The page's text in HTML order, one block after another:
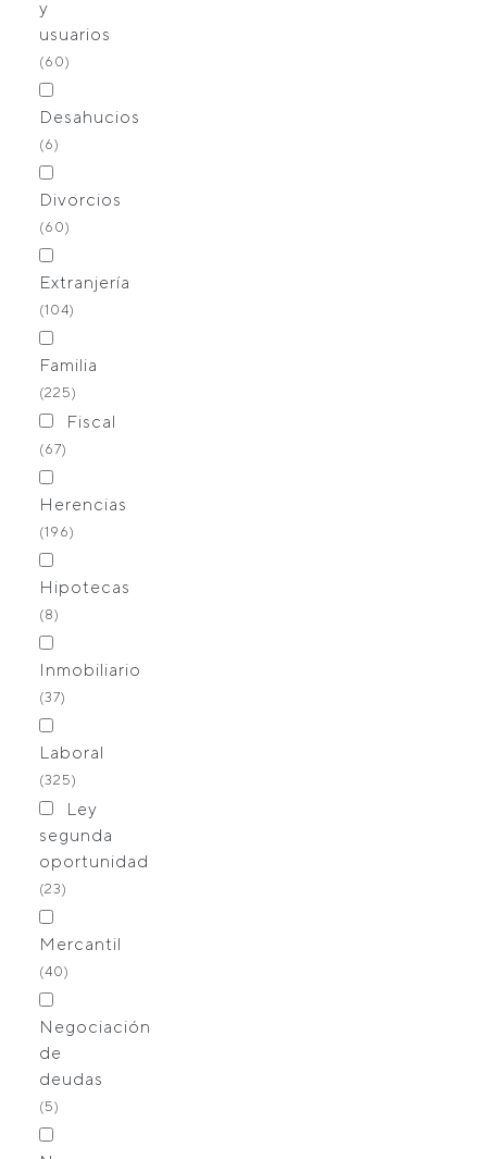
y
usuarios
(60)
Desahucios
(6)
Divorcios
(60)
Extranjería
(104)
Familia
(225)
Fiscal
(67)
Herencias
(196)
Hipotecas
(8)
Inmobiliario
(37)
Laboral
(325)
Ley
segunda
oportunidad
(23)
Mercantil
(40)
Negociación
de
deudas
(5)